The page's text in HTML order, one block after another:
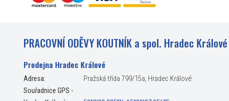
PRACOVNÍ ODĚVY KOUTNÍK a spol. Hradec Králové
Prodejna Hradec Králové
Adresa:
Pražská třída 799/15a, Hradec Králové
Souřadnice GPS -